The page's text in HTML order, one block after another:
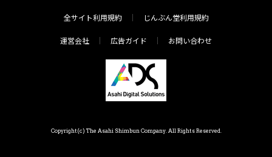
全サイト利用規約 じんぶん堂利用規約
運営会社 広告ガイド お問い合わせ
Copyright(c) The Asahi Shimbun Company. All Rights Reserved.